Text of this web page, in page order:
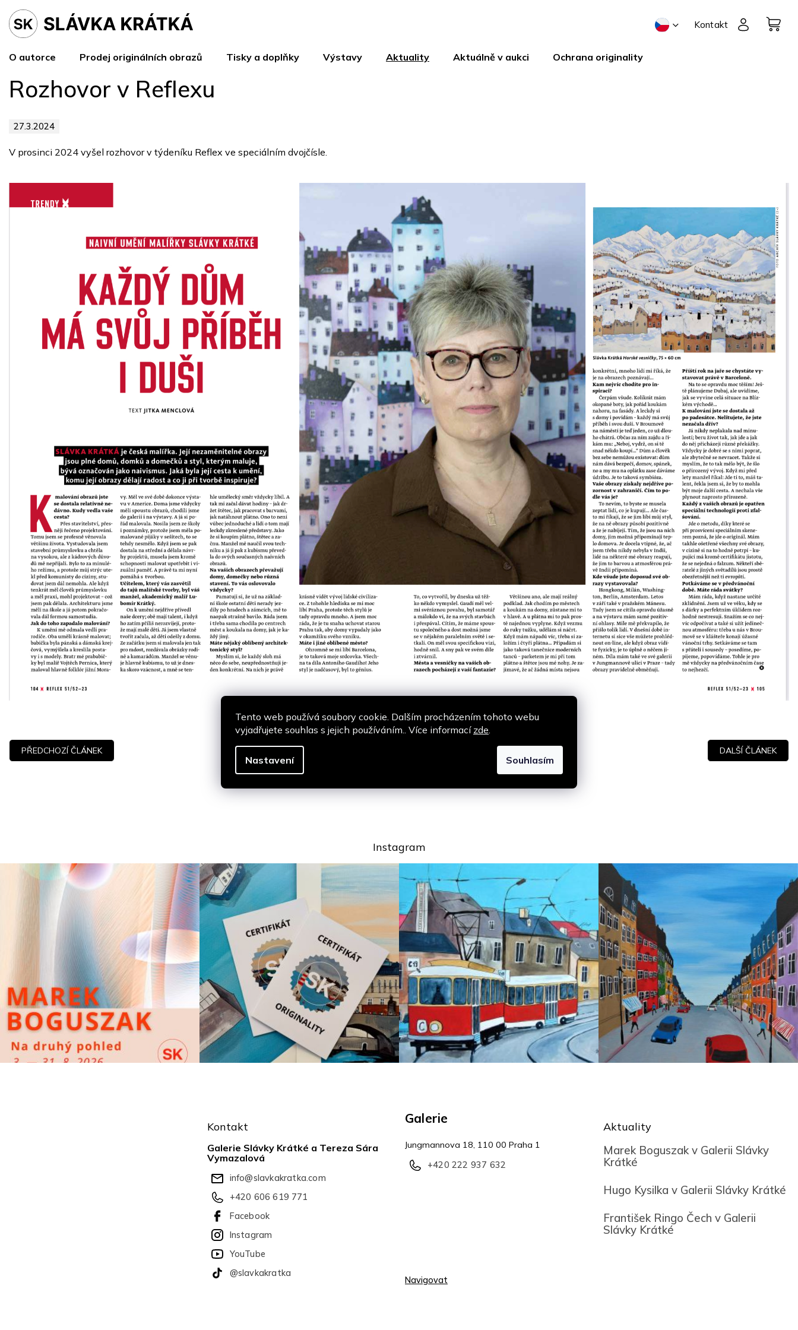
Tento web používá soubory cookie. Dalším procházením tohoto webu
vyjadřujete souhlas s jejich používáním.. Více informací zde.
Nastavení Souhlasím
na
obsah
Kontakt
O autorce Prodej originálních obrazů Tisky a doplňky Výstavy Aktuality Aktuálně v aukci Ochrana originality
Rozhovor v Reflexu
27.3.2024
V prosinci 2024 vyšel rozhovor v týdeníku Reflex ve speciálním dvojčísle.
PŘEDCHOZÍ ČLÁNEK DALŠÍ ČLÁNEK
Instagram
Kontakt
Galerie Slávky Krátké a Tereza Sára
Vymazalová
info@slavkakratka.com
+420 606 619 771
Facebook
Instagram
YouTube
@slavkakratka
Galerie
Jungmannova 18, 110 00 Praha 1
+420 222 937 632
Navigovat
Aktuality
Marek Boguszak v Galerii Slávky
Krátké
Hugo Kysilka v Galerii Slávky Krátké
František Ringo Čech v Galerii
Slávky Krátké